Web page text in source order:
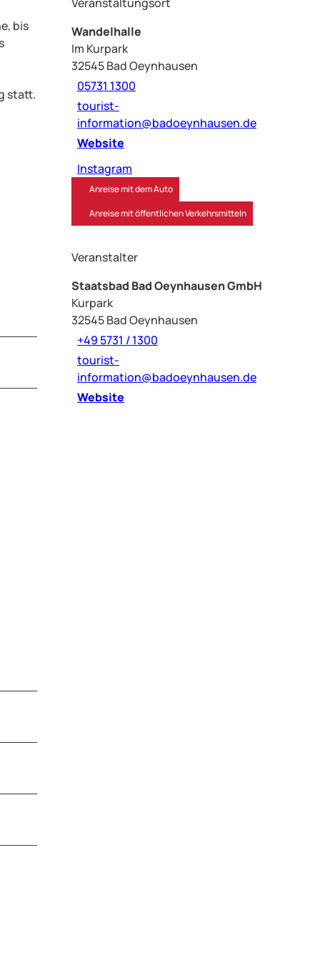
bis
statt.
Wandelhalle
Im Kurpark
32545Bad Oeynhausen
05731 1300
tourist-
information@badoeynhausen.de
Website
Instagram
Anreise mit dem Auto
Anreise mit öffentlichen Verkehrsmitteln
Veranstalter
Staatsbad Bad Oeynhausen GmbH
Kurpark
32545Bad Oeynhausen
+49 5731 / 1300
tourist-
information@badoeynhausen.de
Website